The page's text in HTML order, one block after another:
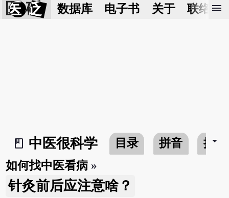
医 砭 数据库 电子书 关于 联络我
menu
book_2
中医很科学 目录 拼音 搜寻
arrow_drop_down
如何找中医看病 »
针灸前后应注意啥？